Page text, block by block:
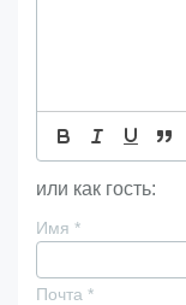
или как гость:
Имя *
Почта *